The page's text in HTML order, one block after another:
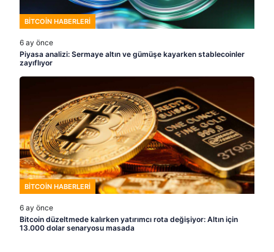
BITCOIN HABERLERI
6 ay önce
Piyasa analizi: Sermaye altın ve gümüşe kayarken stablecoinler
zayıflıyor
BITCOIN HABERLERI
6 ay önce
Bitcoin düzeltmede kalırken yatırımcı rota değişiyor: Altın için
13.000 dolar senaryosu masada